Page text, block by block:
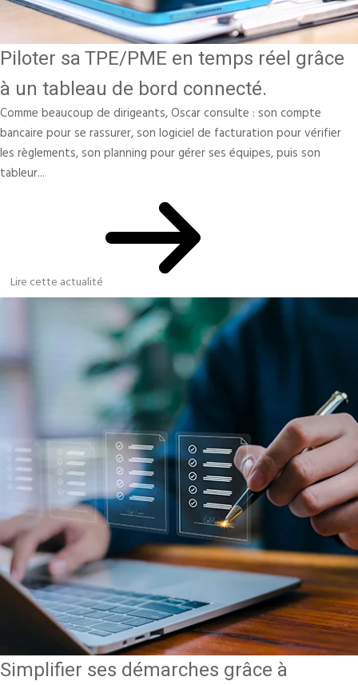
Piloter sa TPE/PME en temps réel grâce
à un tableau de bord connecté.
Comme beaucoup de dirigeants, Oscar consulte : son compte
bancaire pour se rassurer, son logiciel de facturation pour vérifier
les règlements, son planning pour gérer ses équipes, puis son
tableur...
Lire cette actualité
Simplifier ses démarches grâce à